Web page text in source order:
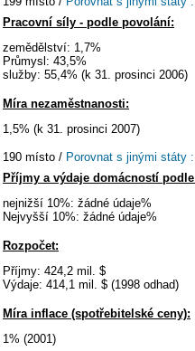
Pracovní síly - podle povolání:
zemědělství: 1,7%
Průmysl: 43,5%
služby: 55,4% (k 31. prosinci 2006)
Míra nezaměstnanosti:
1,5% (k 31. prosinci 2007)
190 místo / Porovnat s jinými státy :
Příjmy a výdaje domácností
nejnižší 10%: žádné údaje%
Nejvyšší 10%: žádné údaje%
Rozpočet:
Příjmy: 424,2 mil. $
Výdaje: 414,1 mil. $ (1998 odhad)
Míra inflace (spotřebitelské ceny):
1% (2001)